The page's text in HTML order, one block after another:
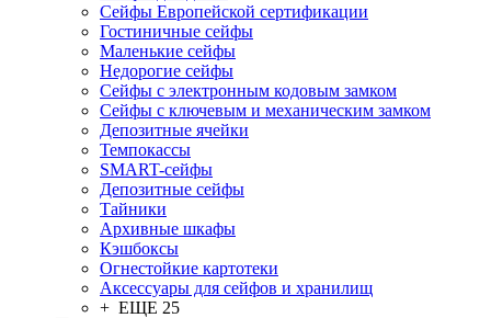
Сейфы Европейской сертификации
Гостиничные сейфы
Маленькие сейфы
Недорогие сейфы
Сейфы с электронным кодовым замком
Сейфы с ключевым и механическим замком
Депозитные ячейки
Темпокассы
SMART-сейфы
Депозитные сейфы
Тайники
Архивные шкафы
Кэшбоксы
Огнестойкие картотеки
Аксессуары для сейфов и хранилищ
+ ЕЩЕ 25